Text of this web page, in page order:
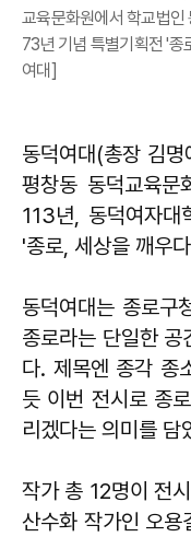
교육문화원에서 학교법인
73년 기념 특별기획전 '종
여대]
동덕여대(총장 김
평창동 동덕교육문
113년, 동덕여자
'종로, 세상을 깨우
동덕여대는 종로구
종로라는 단일한
다. 제목엔 종각 종
듯 이번 전시로 종
리겠다는 의미를 담
작가 총 12명이 전
산수화 작가인 오용